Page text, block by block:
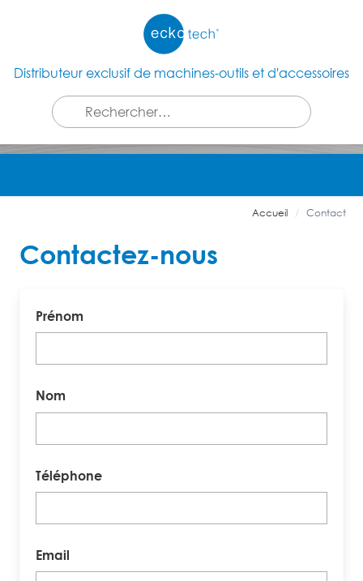
Distributeur exclusif de machines-outils et d'accessoires
Accueil Contact
Contactez-nous
Prénom
Nom
Téléphone
Email